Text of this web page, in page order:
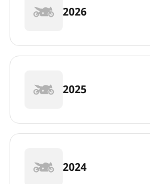
2026
2025
2024